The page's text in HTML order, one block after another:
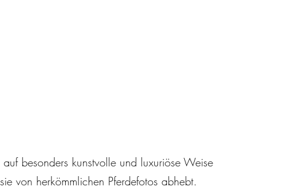
besonders kunstvolle und luxuriöse Weise
von herkömmlichen Pferdefotos abhebt.